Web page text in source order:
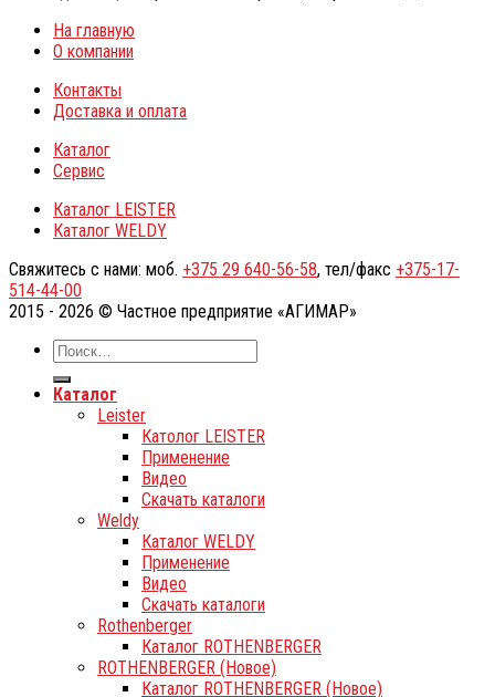
На главную
О компании
Контакты
Доставка и оплата
Каталог
Сервис
Каталог LEISTER
Каталог WELDY
Свяжитесь с нами: моб. +375 29 640-56-58, тел/факс +375-17-
514-44-00
2015 - 2026 © Частное предприятие «АГИМАР»
Каталог
Leister
Католог LEISTER
Применение
Видео
Скачать каталоги
Weldy
Каталог WELDY
Применение
Видео
Скачать каталоги
Rothenberger
Каталог ROTHENBERGER
ROTHENBERGER (Новое)
Каталог ROTHENBERGER (Новое)